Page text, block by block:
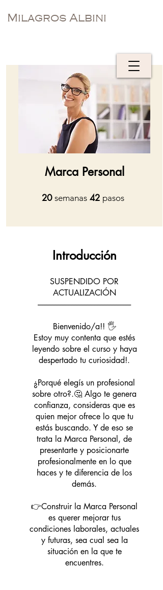
Milagros Albini
Marca Personal
20 semanas 20 semanas
42 pasos
Introducción
SUSPENDIDO POR
ACTUALIZACIÓN
-------------------------------------------------------------
Bienvenido/a!! 🖐
Estoy muy contenta que estés
leyendo sobre el curso y haya
despertado tu curiosidad!.
¿Porqué elegís un profesional
sobre otro?.🤔 Algo te genera
confianza, consideras que es
quien mejor ofrece lo que tu
estás buscando. Y de eso se
trata la Marca Personal, de
presentarte y posicionarte
profesionalmente en lo que
haces y te diferencia de los
demás.
👉Construir la Marca Personal
es querer mejorar tus
condiciones laborales, actuales
y futuras, sea cual sea la
situación en la que te
encuentres.